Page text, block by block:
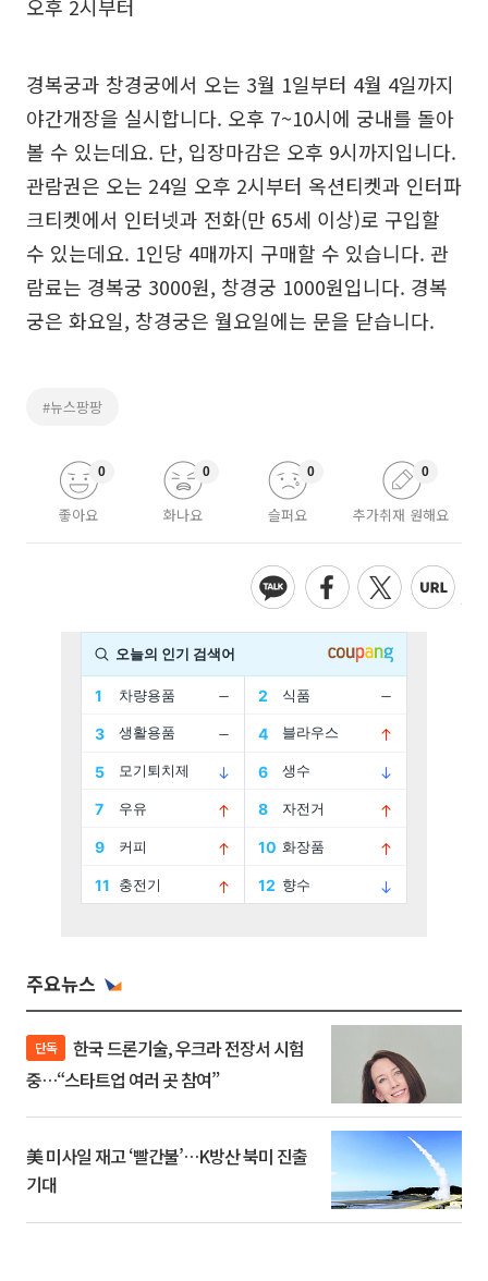
오후 2시부터
경복궁과 창경궁에서 오는 3월 1일부터 4월 4일까지
야간개장을 실시합니다. 오후 7~10시에 궁내를 돌아
볼 수 있는데요. 단, 입장마감은 오후 9시까지입니다.
관람권은 오는 24일 오후 2시부터 옥션티켓과 인터파
크티켓에서 인터넷과 전화(만 65세 이상)로 구입할
수 있는데요. 1인당 4매까지 구매할 수 있습니다. 관
람료는 경복궁 3000원, 창경궁 1000원입니다. 경복
궁은 화요일, 창경궁은 월요일에는 문을 닫습니다.
#뉴스팡팡
좋아요
0
화나요
0
슬퍼요
0
추가취재 원해요
0
주요뉴스
단독
중…“스타트업 여러 곳 참여”
美 미사일 재고 ‘빨간불’…K방산 북미 진출
기대